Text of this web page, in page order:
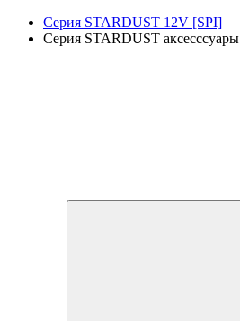
Серия STARDUST 12V [SPI]
Серия STARDUST аксесссуары